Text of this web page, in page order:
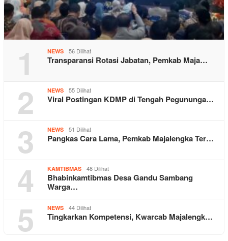
1 NEWS 56 Dilihat
Transparansi Rotasi Jabatan, Pemkab Maja…
2 NEWS 55 Dilihat
Viral Postingan KDMP di Tengah Pegununga…
3 NEWS 51 Dilihat
Pangkas Cara Lama, Pemkab Majalengka Ter…
4 KAMTIBMAS 48 Dilihat
Bhabinkamtibmas Desa Gandu Sambang
Warga…
5 NEWS 44 Dilihat
Tingkarkan Kompetensi, Kwarcab Majalengk…